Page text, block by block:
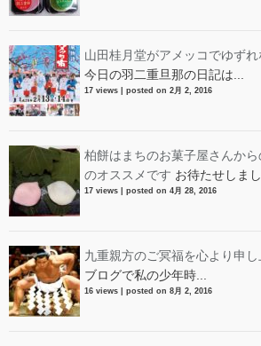
山田桂月堂がアメッコでゆずれ
今日の羽二重旦那の日記は...
17 views posted on 2月 2, 2016
柏餅はまちのお菓子屋さんか
のオススメです お待たせしま
17 views posted on 4月 28, 2016
九重親方のご冥福を心より申し
ブログで私の少年時...
16 views posted on 8月 2, 2016